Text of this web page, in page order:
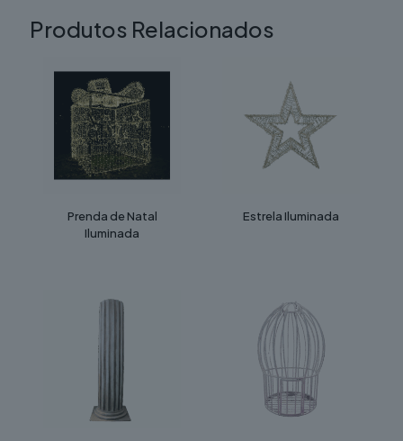
Produtos Relacionados
Prenda de Natal
Iluminada
Estrela Iluminada